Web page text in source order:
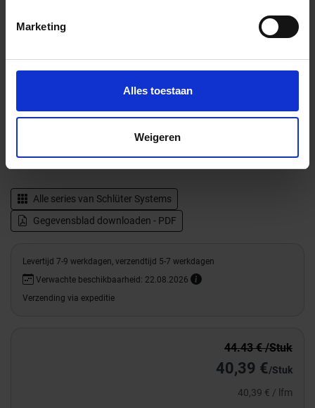
Marketing
Alles toestaan
Weigeren
T -
transparant
Alle series van Schlüter Systems
Gegevensblad downloaden - PDF
Levertijd 7-9 werkdagen, verzendtijd 5-7 werkdagen
Verwachte beschikbaarheid: 22.08.2026
Verzending via expeditie
44.43 € /Stuk
40,39 €/Stuk
40,39 € / lfm